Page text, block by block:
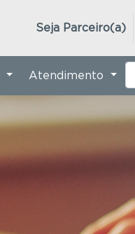
Seja Parceiro(a)
Atendimento